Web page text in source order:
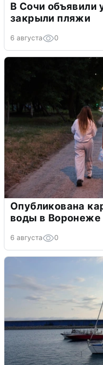
В Сочи объявили
закрыли пляжи
6 августа 0
Опубликована
воды в Воронеже
6 августа 0